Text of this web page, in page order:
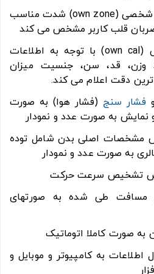
فناوری برنامه تمرین شخصی (own zone) شدت مناسب
ضربان قلب کاربر مشخص می کند
برنامه کالری مشخص (own cal) با توجه به اطلاعات
وزن، قد، سن، جنسیت میزان
دقت اعلام می کند.
فشار سنج (فشار هوا) به صورت
به صورت عدد و نمودار
مشخصات اصلی بدن شامل توده
به صورت عدد و نمودار
تشخیص سرعت حرکت
طی شده به صورتهای
صورت کاملا اتوماتیک
اطلاعات به کامپیوتر و موبایل و